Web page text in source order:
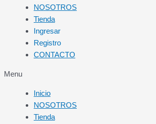
NOSOTROS
Tienda
Ingresar
Registro
CONTACTO
Menu
Inicio
NOSOTROS
Tienda